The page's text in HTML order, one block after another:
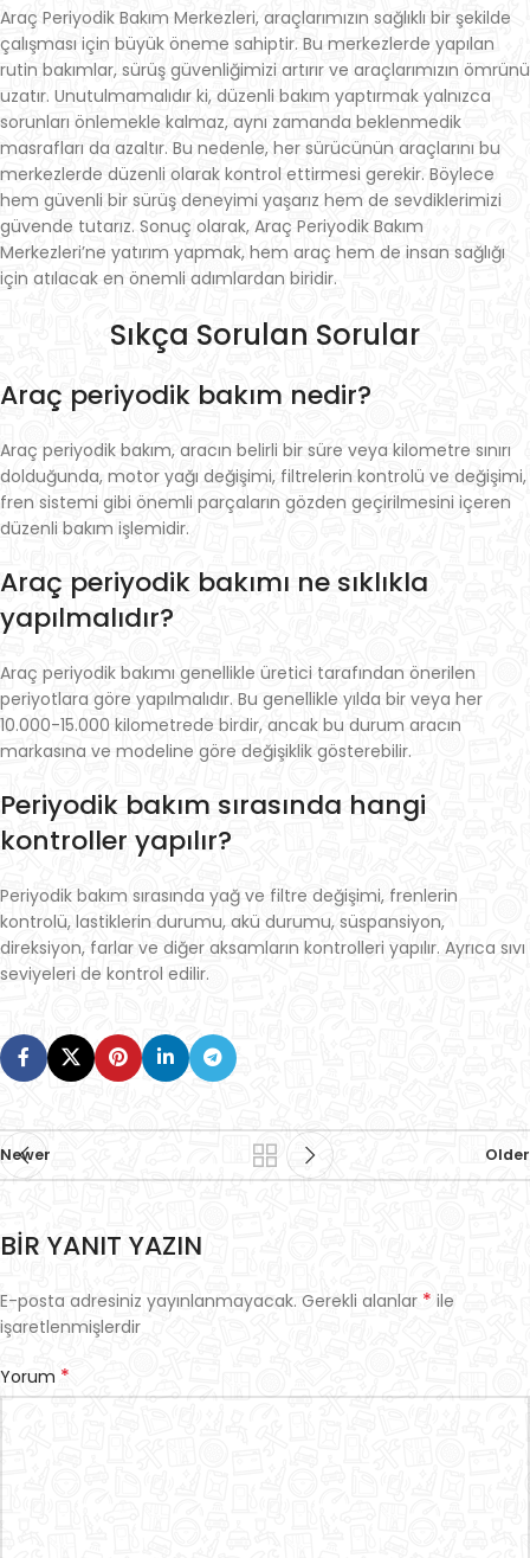
Araç Periyodik Bakım Merkezleri, araçlarımızın sağlıklı bir şekilde
çalışması için büyük öneme sahiptir. Bu merkezlerde yapılan
rutin bakımlar, sürüş güvenliğimizi artırır ve araçlarımızın ömrünü
uzatır. Unutulmamalıdır ki, düzenli bakım yaptırmak yalnızca
sorunları önlemekle kalmaz, aynı zamanda beklenmedik
masrafları da azaltır. Bu nedenle, her sürücünün araçlarını bu
merkezlerde düzenli olarak kontrol ettirmesi gerekir. Böylece
hem güvenli bir sürüş deneyimi yaşarız hem de sevdiklerimizi
güvende tutarız. Sonuç olarak, Araç Periyodik Bakım
Merkezleri’ne yatırım yapmak, hem araç hem de insan sağlığı
için atılacak en önemli adımlardan biridir.
Sıkça Sorulan Sorular
Araç periyodik bakım nedir?
Araç periyodik bakım, aracın belirli bir süre veya kilometre sınırı
dolduğunda, motor yağı değişimi, filtrelerin kontrolü ve değişimi,
fren sistemi gibi önemli parçaların gözden geçirilmesini içeren
düzenli bakım işlemidir.
Araç periyodik bakımı ne sıklıkla
yapılmalıdır?
Araç periyodik bakımı genellikle üretici tarafından önerilen
periyotlara göre yapılmalıdır. Bu genellikle yılda bir veya her
10.000-15.000 kilometrede birdir, ancak bu durum aracın
markasına ve modeline göre değişiklik gösterebilir.
Periyodik bakım sırasında hangi
kontroller yapılır?
Periyodik bakım sırasında yağ ve filtre değişimi, frenlerin
kontrolü, lastiklerin durumu, akü durumu, süspansiyon,
direksiyon, farlar ve diğer aksamların kontrolleri yapılır. Ayrıca sıvı
seviyeleri de kontrol edilir.
Newer Older
BIR YANIT YAZIN
E-posta adresiniz yayınlanmayacak. Gerekli alanlar * ile
işaretlenmişlerdir
Yorum *